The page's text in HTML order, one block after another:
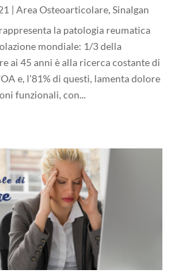
| Area Osteoarticolare, Sinalgan
la patologia reumatica
mondiale: 1/3 della
ai 45 anni è alla ricerca costante di
e, l'81% di questi, lamenta dolore
funzionali, con...